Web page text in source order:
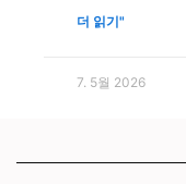
더 읽기"
7. 5월 2026